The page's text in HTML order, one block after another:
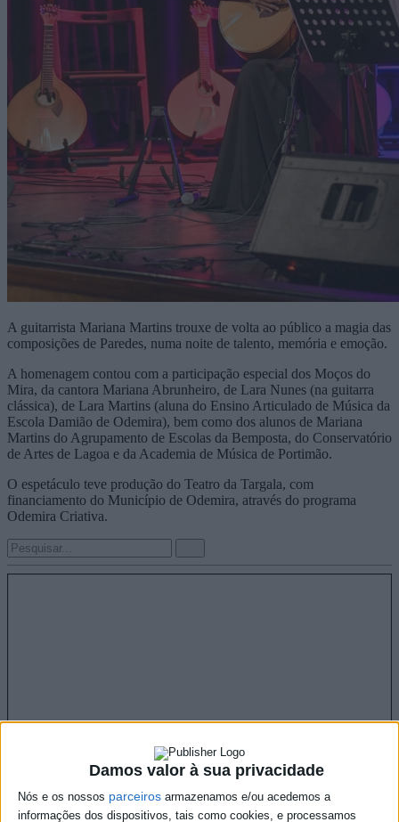
Damos valor à sua privacidade
Nós e os nossos parceiros armazenamos e/ou acedemos a
informações dos dispositivos, tais como cookies, e processamos
A guitarrista Mariana Martins trouxe de volta ao público a magia das
composições de Paredes, numa noite de talento, memória e emoção.
A homenagem contou com a participação especial dos Moços do
Mira, da cantora Mariana Abrunheiro, de Lara Nunes (na guitarra
clássica), de Lara Martins (aluna do Ensino Articulado de Música da
Escola Damião de Odemira), bem como dos alunos de Mariana
Martins do Agrupamento de Escolas da Bemposta, do Conservatório
de Artes de Lagoa e da Academia de Música de Portimão.
O espetáculo teve produção do Teatro da Targala, com
financiamento do Município de Odemira, através do programa
Odemira Criativa.